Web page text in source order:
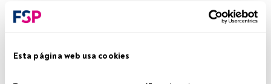
Esta página web usa cookies